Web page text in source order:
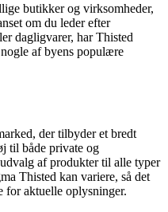
butikker og virksomheder,
om du leder efter
dagligvarer, har Thisted
af byens populære
der tilbyder et bredt
til både private og
af produkter til alle typer
Thisted kan variere, så det
for aktuelle oplysninger.